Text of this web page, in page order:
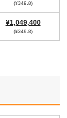
(¥349.8)
¥1,049,400
(¥349.8)